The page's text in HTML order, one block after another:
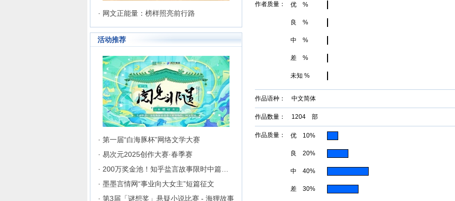
立起极高声望。 历经十二年的风
雨，晋江文学城已经从一个简单的
文学爱好者的集散地快速且稳健地
成长为行业内的翘楚，为1300万
来自不同地区和国家的注册用户突
破地区、种族、语言和国家的障碍
聚集在这里的网络文学同好们构建
起创作交流与沟通的平台。
· 网文正能量：榜样照亮前行路
活动推荐
· 第一届“白海豚杯”网络文学大赛
· 易次元2025创作大赛·春季赛
· 墨墨言情网“事业向大女主”短篇征文
· 第3届「谜想奖」悬疑小说比赛 - 海狸故事
作者质量：优 %
良 %
中 %
差 %
未知 %
作品语种： 中文简体
作品数量： 1204 部
作品质量：优 10%
良 20%
中 40%
差 30%